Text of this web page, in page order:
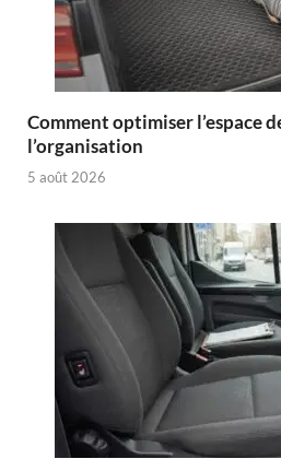
Comment optimiser l’espace
l’organisation
5 août 2026